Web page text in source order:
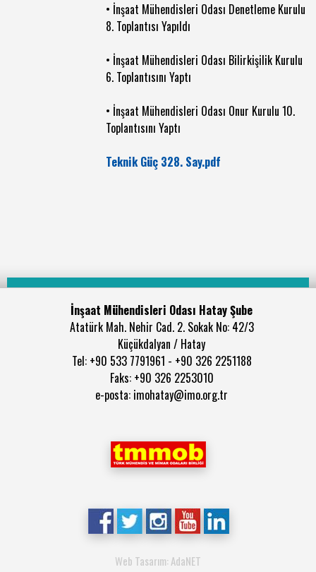
• İnşaat Mühendisleri Odası Denetleme Kurulu
8. Toplantısı Yapıldı
• İnşaat Mühendisleri Odası Bilirkişilik Kurulu
6. Toplantısını Yaptı
• İnşaat Mühendisleri Odası Onur Kurulu 10.
Toplantısını Yaptı
Teknik Güç 328. Say.pdf
İnşaat Mühendisleri Odası Hatay Şube
Atatürk Mah. Nehir Cad. 2. Sokak No: 42/3
Küçükdalyan / Hatay
Tel: +90 533 7791961 - +90 326 2251188
Faks: +90 326 2253010
e-posta: imohatay@imo.org.tr
Web Tasarım: AdaNET